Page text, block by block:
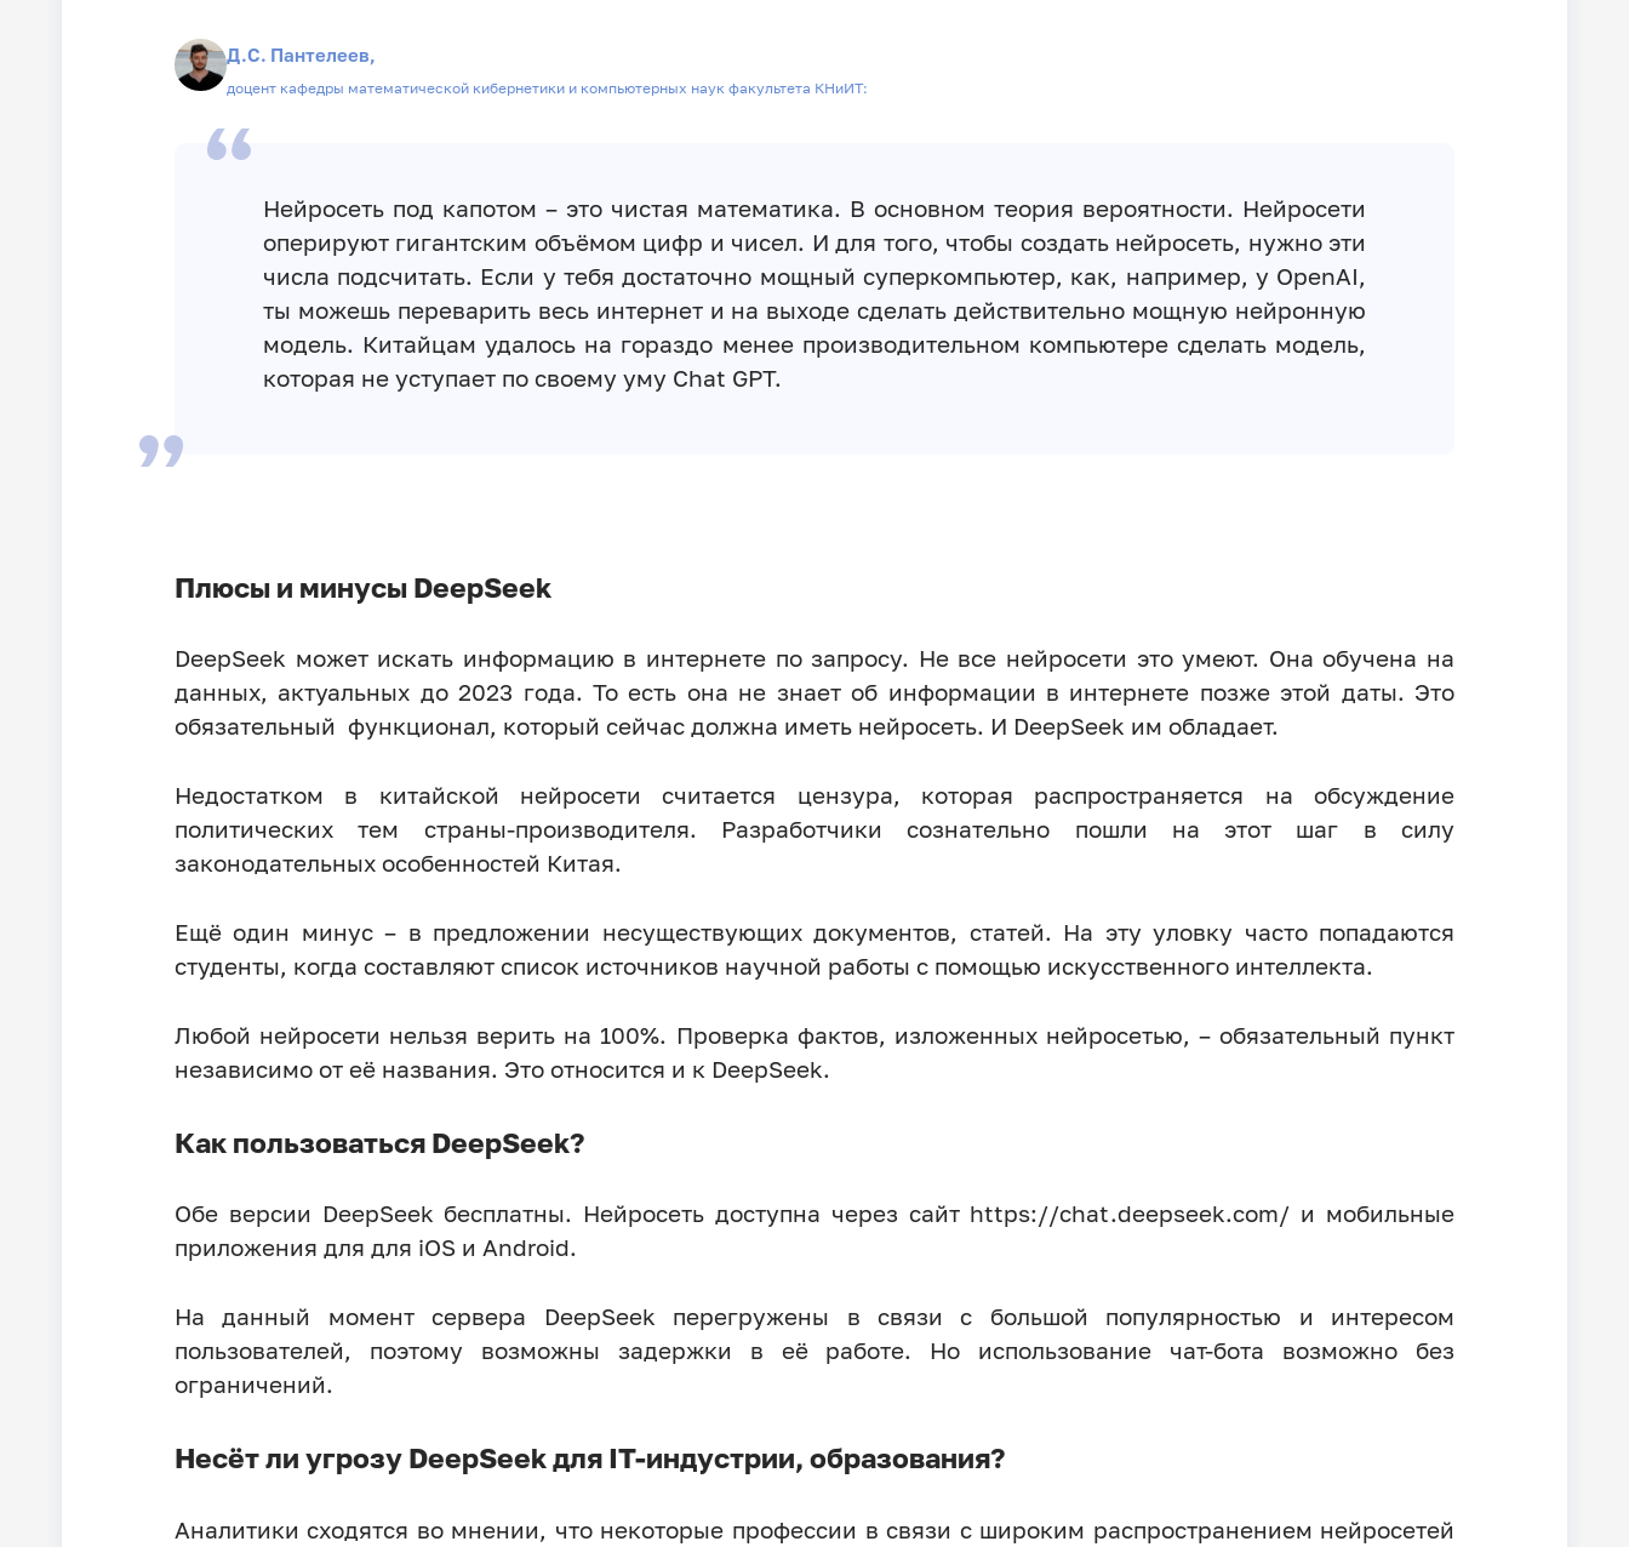
Д.С. Пантелеев,
доцент кафедры математической кибернетики и компьютерных наук факультета КНиИТ:
Нейросеть под капотом – это чистая математика. В основном теория вероятности. Нейросети
оперируют гигантским объёмом цифр и чисел. И для того, чтобы создать нейросеть, нужно эти
числа подсчитать. Если у тебя достаточно мощный суперкомпьютер, как, например, у OpenAI,
ты можешь переварить весь интернет и на выходе сделать действительно мощную нейронную
модель. Китайцам удалось на гораздо менее производительном компьютере сделать модель,
которая не уступает по своему уму Chat GPT.
Плюсы и минусы DeepSeek
DeepSeek может искать информацию в интернете по запросу. Не все нейросети это умеют. Она обучена на
данных, актуальных до 2023 года. То есть она не знает об информации в интернете позже этой даты. Это
обязательный функционал, который сейчас должна иметь нейросеть. И DeepSeek им обладает.
Недостатком в китайской нейросети считается цензура, которая распространяется на обсуждение
политических тем страны-производителя. Разработчики сознательно пошли на этот шаг в силу
законодательных особенностей Китая.
Ещё один минус – в предложении несуществующих документов, статей. На эту уловку часто попадаются
студенты, когда составляют список источников научной работы с помощью искусственного интеллекта.
Любой нейросети нельзя верить на 100%. Проверка фактов, изложенных нейросетью, – обязательный пункт
независимо от её названия. Это относится и к DeepSeek.
Как пользоваться DeepSeek?
Обе версии DeepSeek бесплатны. Нейросеть доступна через сайт https://chat.deepseek.com/ и мобильные
приложения для для iOS и Android.
На данный момент сервера DeepSeek перегружены в связи с большой популярностью и интересом
пользователей, поэтому возможны задержки в её работе. Но использование чат-бота возможно без
ограничений.
Несёт ли угрозу DeepSeek для IT-индустрии, образования?
Аналитики сходятся во мнении, что некоторые профессии в связи с широким распространением нейросетей